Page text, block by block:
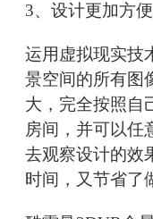
3、设计更加方便
运用虚拟现实技
景空间的所有图
大，完全按照自
房间，并可以任
去观察设计的效
时间，又节省了